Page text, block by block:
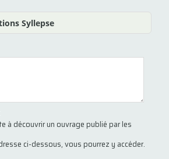
à découvrir un ouvrage publié par les
ci-dessous, vous pourrez y accéder.